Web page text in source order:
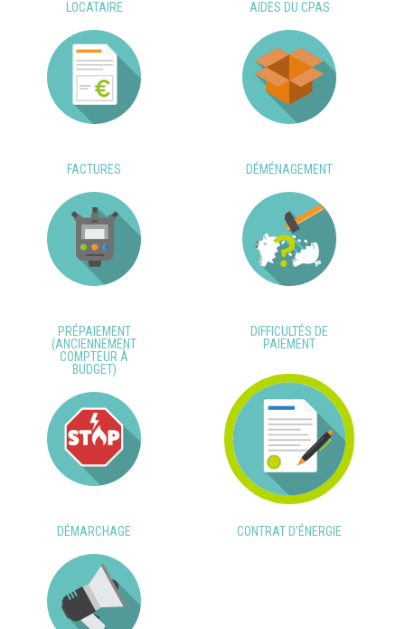
LOCATAIRE
AIDES DU CPAS
FACTURES DÉMÉNAGEMENT
PRÉPAIEMENT
(ANCIENNEMENT
COMPTEUR À
BUDGET)
DIFFICULTÉS DE
PAIEMENT
DÉMARCHAGE CONTRAT D'ÉNERGIE